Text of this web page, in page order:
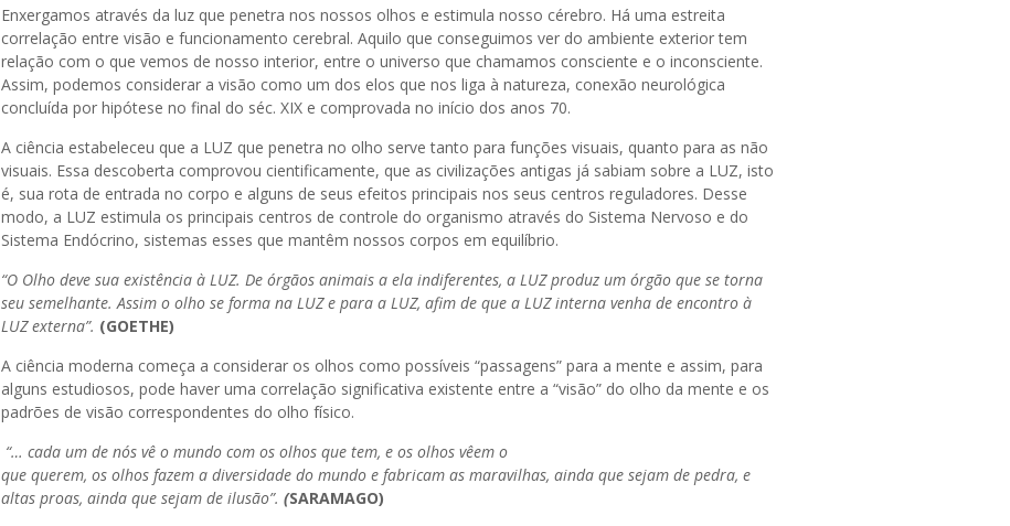
Enxergamos através da luz que penetra nos nossos olhos e estimula nosso cérebro. Há uma estreita
correlação entre visão e funcionamento cerebral. Aquilo que conseguimos ver do ambiente exterior tem
relação com o que vemos de nosso interior, entre o universo que chamamos consciente e o inconsciente.
Assim, podemos considerar a visão como um dos elos que nos liga à natureza, conexão neurológica
concluída por hipótese no final do séc. XIX e comprovada no início dos anos 70.
A ciência estabeleceu que a LUZ que penetra no olho serve tanto para funções visuais, quanto para as não
visuais. Essa descoberta comprovou cientificamente, que as civilizações antigas já sabiam sobre a LUZ, isto
é, sua rota de entrada no corpo e alguns de seus efeitos principais nos seus centros reguladores. Desse
modo, a LUZ estimula os principais centros de controle do organismo através do Sistema Nervoso e do
Sistema Endócrino, sistemas esses que mantêm nossos corpos em equilíbrio.
“O Olho deve sua existência à LUZ. De órgãos animais a ela indiferentes, a LUZ produz um órgão que se torna
seu semelhante. Assim o olho se forma na LUZ e para a LUZ, afim de que a LUZ interna venha de encontro à
LUZ externa”. (GOETHE)
A ciência moderna começa a considerar os olhos como possíveis “passagens” para a mente e assim, para
alguns estudiosos, pode haver uma correlação significativa existente entre a “visão” do olho da mente e os
padrões de visão correspondentes do olho físico.
“… cada um de nós vê o mundo com os olhos que tem, e os olhos vêem o
que querem, os olhos fazem a diversidade do mundo e fabricam as maravilhas, ainda que sejam de pedra, e
altas proas, ainda que sejam de ilusão”. (SARAMAGO)